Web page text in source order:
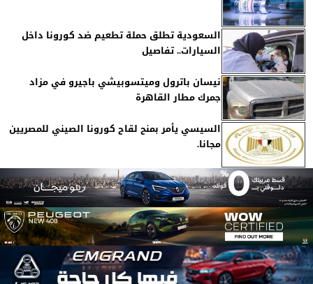
السعودية تطلق حملة تطعيم ضد كورونا داخل
السيارات.. تفاصيل
نيسان باترول وميتسوبيشي باجيرو في مزاد
جمرك مطار القاهرة
السيسي يأمر بمنح لقاح كورونا الصيني للمصريين
مجانا.